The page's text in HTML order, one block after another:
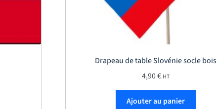
Drapeau de table Slovénie socle bois
4,90€ HT
Ajouter au panier